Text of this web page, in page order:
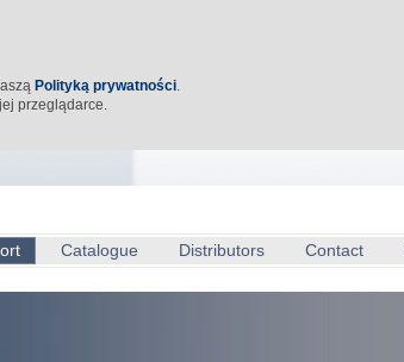
Polityką prywatności.
przeglądarce.
Catalogue Distributors Contact